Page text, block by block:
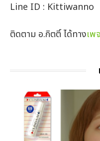
Line ID : Kittiwanno
ติดตาม อ.กิตติ์ ได้ทางเ